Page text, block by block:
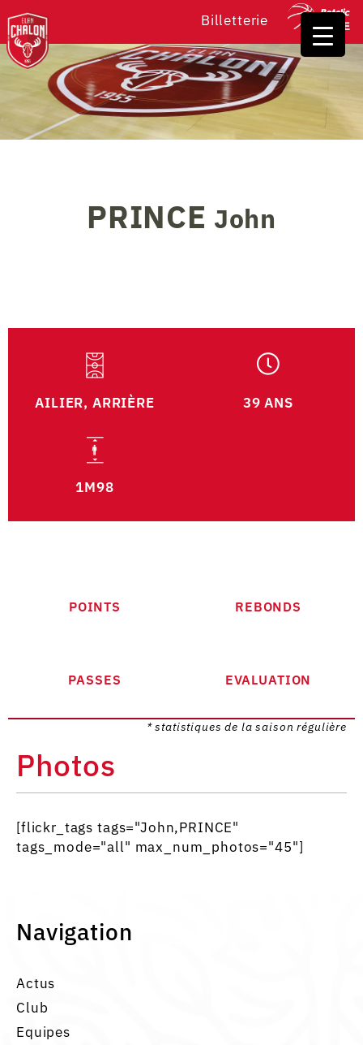
Billetterie
PRINCE John
AILIER, ARRIÈRE 39 ANS
1M98
POINTS REBONDS
PASSES EVALUATION
* statistiques de la saison régulière
Photos
[flickr_tags tags="John,PRINCE"
tags_mode="all" max_num_photos="45"]
Navigation
Actus
Club
Equipes